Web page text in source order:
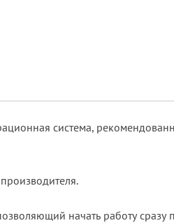
система,
начать работу сразу